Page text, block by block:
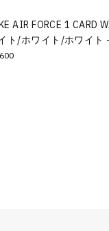
AIR FORCE 1 CARD
ト/ホワイト/ホワイト